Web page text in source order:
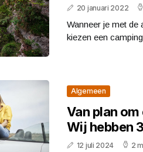
20 januari 2022
Wanneer je met de
kiezen een
Algemeen
Van plan
Wij hebben
12 juli 2024 2